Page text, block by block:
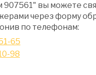
вы можете
через форму
по телефонам:
65
98